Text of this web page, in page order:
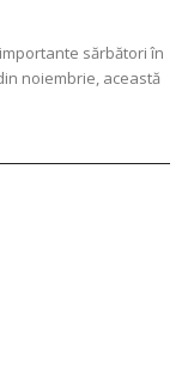
sărbători în
noiembrie, această